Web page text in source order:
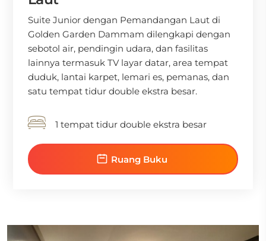
Suite Junior dengan Pemandangan Laut di
Golden Garden Dammam dilengkapi dengan
sebotol air, pendingin udara, dan fasilitas
lainnya termasuk TV layar datar, area tempat
duduk, lantai karpet, lemari es, pemanas, dan
satu tempat tidur double ekstra besar.
1 tempat tidur double ekstra besar
Ruang Buku